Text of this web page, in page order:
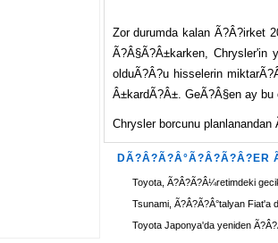
Zor durumda kalan Ã?Â?irket
Ã?Â§Ã?Â±karken,
olduÃ?Â?u hisselerin
Â±kardÃ?Â±. GeÃ?Â§en ay
Chrysler borcunu planlanandan
DÃ?Â?Ã?Â°Ã?Â?Ã?Â?ER
Toyota, Ã?Â?Ã?Â¼retimdeki
Tsunami, Ã?Â?Ã?Â°talyan Fiat'a
Toyota Japonya'da yeniden